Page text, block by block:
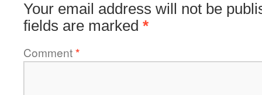
Your email address will not be
fields are marked *
Comment*